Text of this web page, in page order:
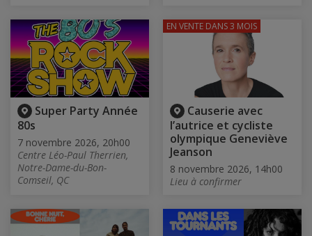
Super Party Année
80s
7 novembre 2026, 20h00
Centre Léo-Paul Therrien,
Notre-Dame-du-Bon-
Comseil, QC
Causerie avec
l’autrice et cycliste
olympique Geneviève
Jeanson
8 novembre 2026, 14h00
Lieu à confirmer
EN VENTE DANS 3 MOIS